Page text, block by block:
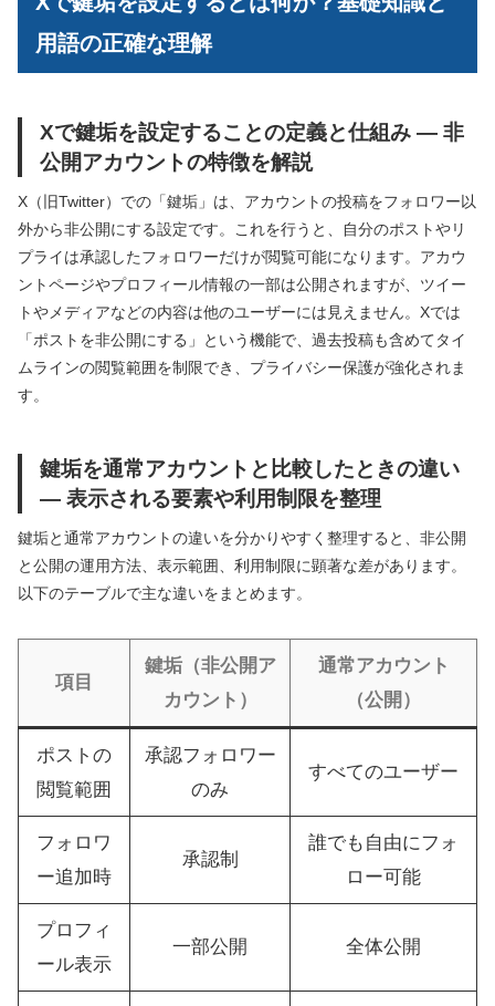
用語の正確な理解
Xで鍵垢を設定することの定義と仕組み — 非
公開アカウントの特徴を解説
X（旧Twitter）での「鍵垢」は、アカウントの投稿をフォロワー以
外から非公開にする設定です。これを行うと、自分のポストやリ
プライは承認したフォロワーだけが閲覧可能になります。アカウ
ントページやプロフィール情報の一部は公開されますが、ツイー
トやメディアなどの内容は他のユーザーには見えません。Xでは
「ポストを非公開にする」という機能で、過去投稿も含めてタイ
ムラインの閲覧範囲を制限でき、プライバシー保護が強化されま
す。
鍵垢を通常アカウントと比較したときの違い
— 表示される要素や利用制限を整理
鍵垢と通常アカウントの違いを分かりやすく整理すると、非公開
と公開の運用方法、表示範囲、利用制限に顕著な差があります。
以下のテーブルで主な違いをまとめます。
項目
鍵垢（非公開ア
カウント）
通常アカウント
（公開）
ポストの
閲覧範囲
承認フォロワー
のみ
すべてのユーザー
フォロワ
ー追加時
承認制
誰でも自由にフォ
ロー可能
プロフィ
ール表示
一部公開 全体公開